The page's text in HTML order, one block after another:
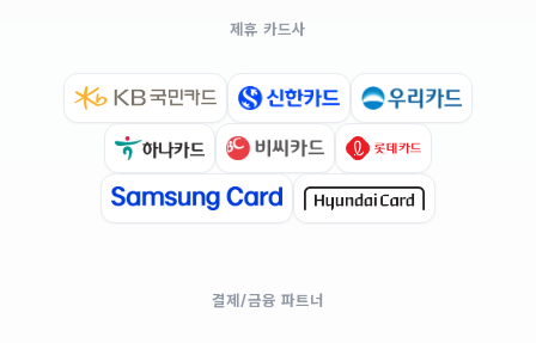
제휴 카드사
결제/금융 파트너